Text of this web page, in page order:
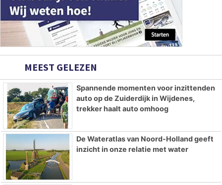
MEEST GELEZEN
Spannende momenten voor inzittenden
auto op de Zuiderdijk in Wijdenes,
trekker haalt auto omhoog
De Wateratlas van Noord-Holland geeft
inzicht in onze relatie met water